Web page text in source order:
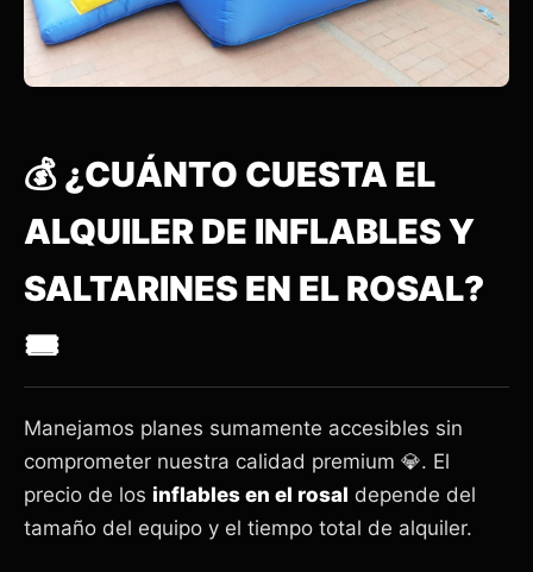
💰 ¿CUÁNTO CUESTA EL
ALQUILER DE INFLABLES Y
SALTARINES EN EL ROSAL?
🎟️
Manejamos planes sumamente accesibles sin
comprometer nuestra calidad premium 💎. El
precio de los inflables en el rosal depende del
tamaño del equipo y el tiempo total de alquiler.